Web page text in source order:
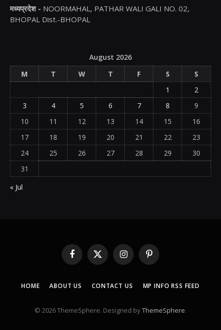
मध्यप्रदेश - NOORMAHAL, PATHAR WALI GALI NO. 02,
BHOPAL Dist.-BHOPAL
August 2026
M
T W T F S
S
1
2
3
4 5 6 7 8
9
10
11 12 13 14 15
16
17
18 19 20 21 22
23
24
25 26 27 28 29
30
31
« Jul
Facebook
X
(Twitter)
InstagramPinterest
HOME ABOUT US CONTACT US MP INFO RSS FEED
© 2026 ThemeSphere. Designed byThemeSphere.